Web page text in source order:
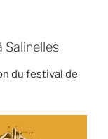
Salinelles
du festival de